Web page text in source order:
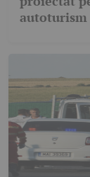
autoturism